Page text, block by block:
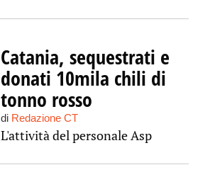
Catania, sequestrati e
donati 10mila chili di
tonno rosso
di Redazione CT
L'attività del personale Asp